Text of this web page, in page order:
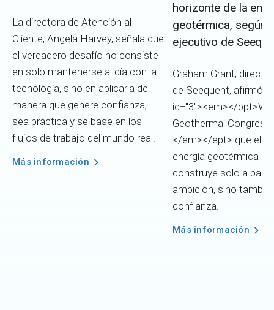
La directora de Atención al
Cliente, Angela Harvey, señala que
el verdadero desafío no consiste
en solo mantenerse al día con la
tecnología, sino en aplicarla de
manera que genere confianza,
sea práctica y se base en los
flujos de trabajo del mundo real.
Más información
horizonte de la
geotérmica, según
ejecutivo de
Graham Grant,
de Seequent, afirmó
id="3"><em></
Geothermal
</em></ept> que el
energía geotérmica
construye solo a partir
ambición, sino
confianza.
Más información